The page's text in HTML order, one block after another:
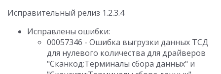
Исправительный релиз 1.2.3.4
Исправлены ошибки:
00057346 - Ошибка выгрузки данных ТСД
для нулевого количества для драйверов
"Сканкод:Терминалы сбора данных" и